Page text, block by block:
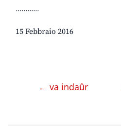
............
15 Febbraio 2016
← va indaûr